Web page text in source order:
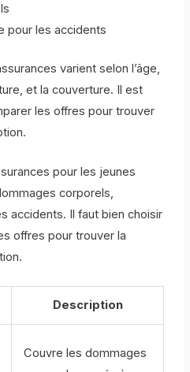
pour les accidents
varient selon l’âge,
et la couverture. Il est
les offres pour trouver
pour les jeunes
corporels,
accidents. Il faut bien choisir
offres pour trouver la
Description
Couvre les dommages